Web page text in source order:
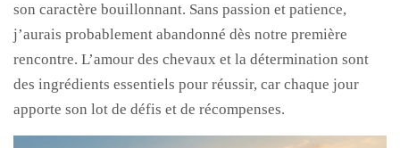
son caractère bouillonnant. Sans passion et patience,
j’aurais probablement abandonné dès notre première
rencontre. L’amour des chevaux et la détermination sont
des ingrédients essentiels pour réussir, car chaque jour
apporte son lot de défis et de récompenses.